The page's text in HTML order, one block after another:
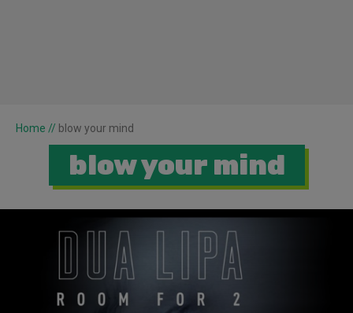
Home // blow your mind
blow your mind